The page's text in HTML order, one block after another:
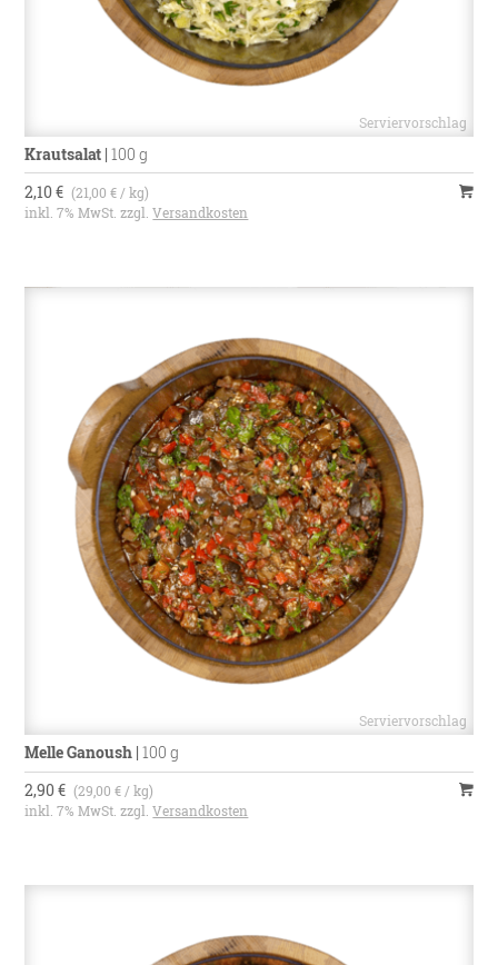
Krautsalat |100 g
2,10 € (21,00 € / kg)
inkl. 7% MwSt. zzgl.Versandkosten
Melle Ganoush |100 g
2,90 € (29,00 € / kg)
inkl. 7% MwSt. zzgl.Versandkosten